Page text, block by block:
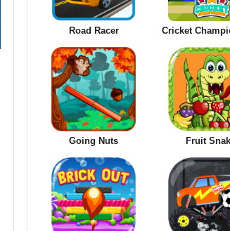
Road Racer Cricket
Going Nuts Fruit